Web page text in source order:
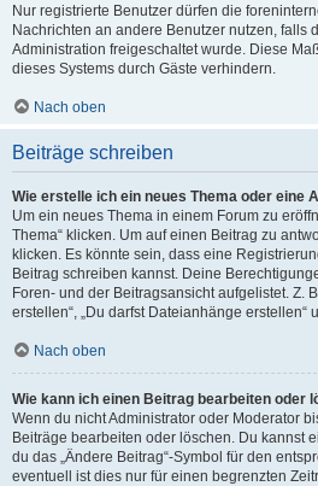
Nur registrierte Benutzer dürfen die
Nachrichten an andere Benutzer nutzen, falls
Administration freigeschaltet wurde. Diese
dieses Systems durch Gäste verhindern.
Nach oben
Beiträge schreiben
Wie erstelle ich ein neues Thema oder eine
Um ein neues Thema in einem Forum zu
Thema“ klicken. Um auf einen Beitrag zu
klicken. Es könnte sein, dass eine
Beitrag schreiben kannst. Deine
Foren- und der Beitragsansicht aufgelistet. Z.
erstellen“, „Du darfst Dateianhänge erstellen“
Nach oben
Wie kann ich einen Beitrag bearbeiten oder
Wenn du nicht Administrator oder Moderator
Beiträge bearbeiten oder löschen. Du kannst
du das „Ändere Beitrag“-Symbol für den
eventuell ist dies nur für einen begrenzten